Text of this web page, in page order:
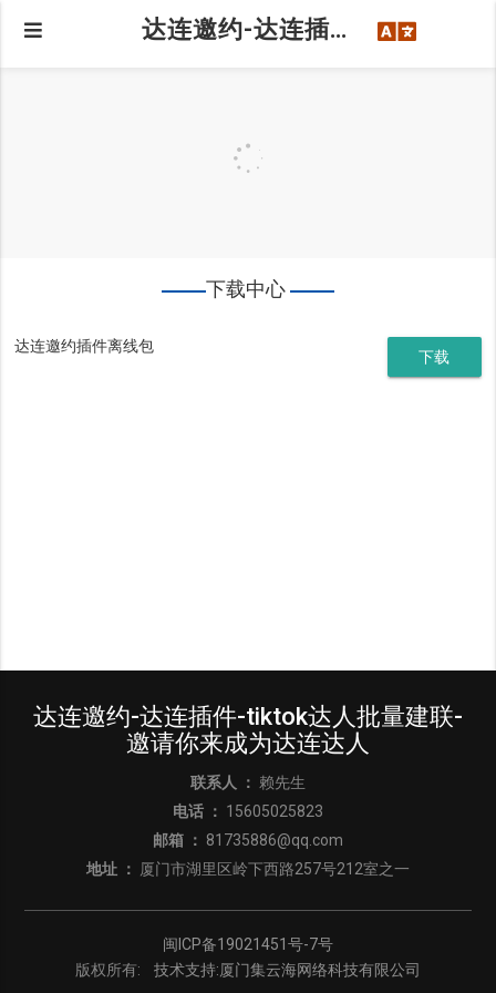
达连邀约-达连插件-tiktok达人批量建联-邀请你来成为达连达人
下载中心
达连邀约插件离线包
下载
达连邀约-达连插件-tiktok达人批量建联-
邀请你来成为达连达人
联系人 ： 赖先生
电话 ： 15605025823
邮箱 ： 81735886@qq.com
地址 ： 厦门市湖里区岭下西路257号212室之一
闽ICP备19021451号-7号
版权所有: 技术支持:厦门集云海网络科技有限公司